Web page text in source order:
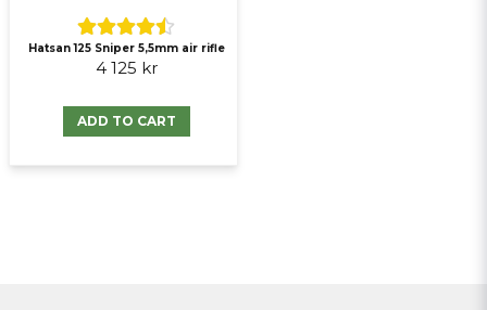
Hatsan 125 Sniper 5,5mm air rifle
4 125 kr
ADD TO CART